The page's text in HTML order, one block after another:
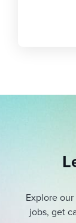
Explore
jobs, get